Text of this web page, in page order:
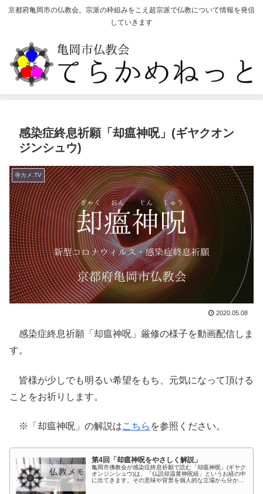
京都府亀岡市の仏教会。宗派の枠組みをこえ超宗派で仏教について情報を発信
していきます
感染症終息祈願「却瘟神呪」(ギヤクオン
ジンシュウ)
寺カメ.TV
2020.05.08
感染症終息祈願「却瘟神呪」厳修の様子を動画配信しま
す。
皆様が少しでも明るい希望をもち、元気になって頂ける
ことをお祈りします。
※「却瘟神呪」の解説はこちら を参照ください。
第4回「却瘟神呪をやさしく解説」
亀岡市佛教会が感染症終息祈願で読む「却瘟神呪」(ギヤク
オンジンシュウ)は、「仏説却温黄神呪経」というお経の中
に出てきます。その意味や背景を個人的な立場から分かり